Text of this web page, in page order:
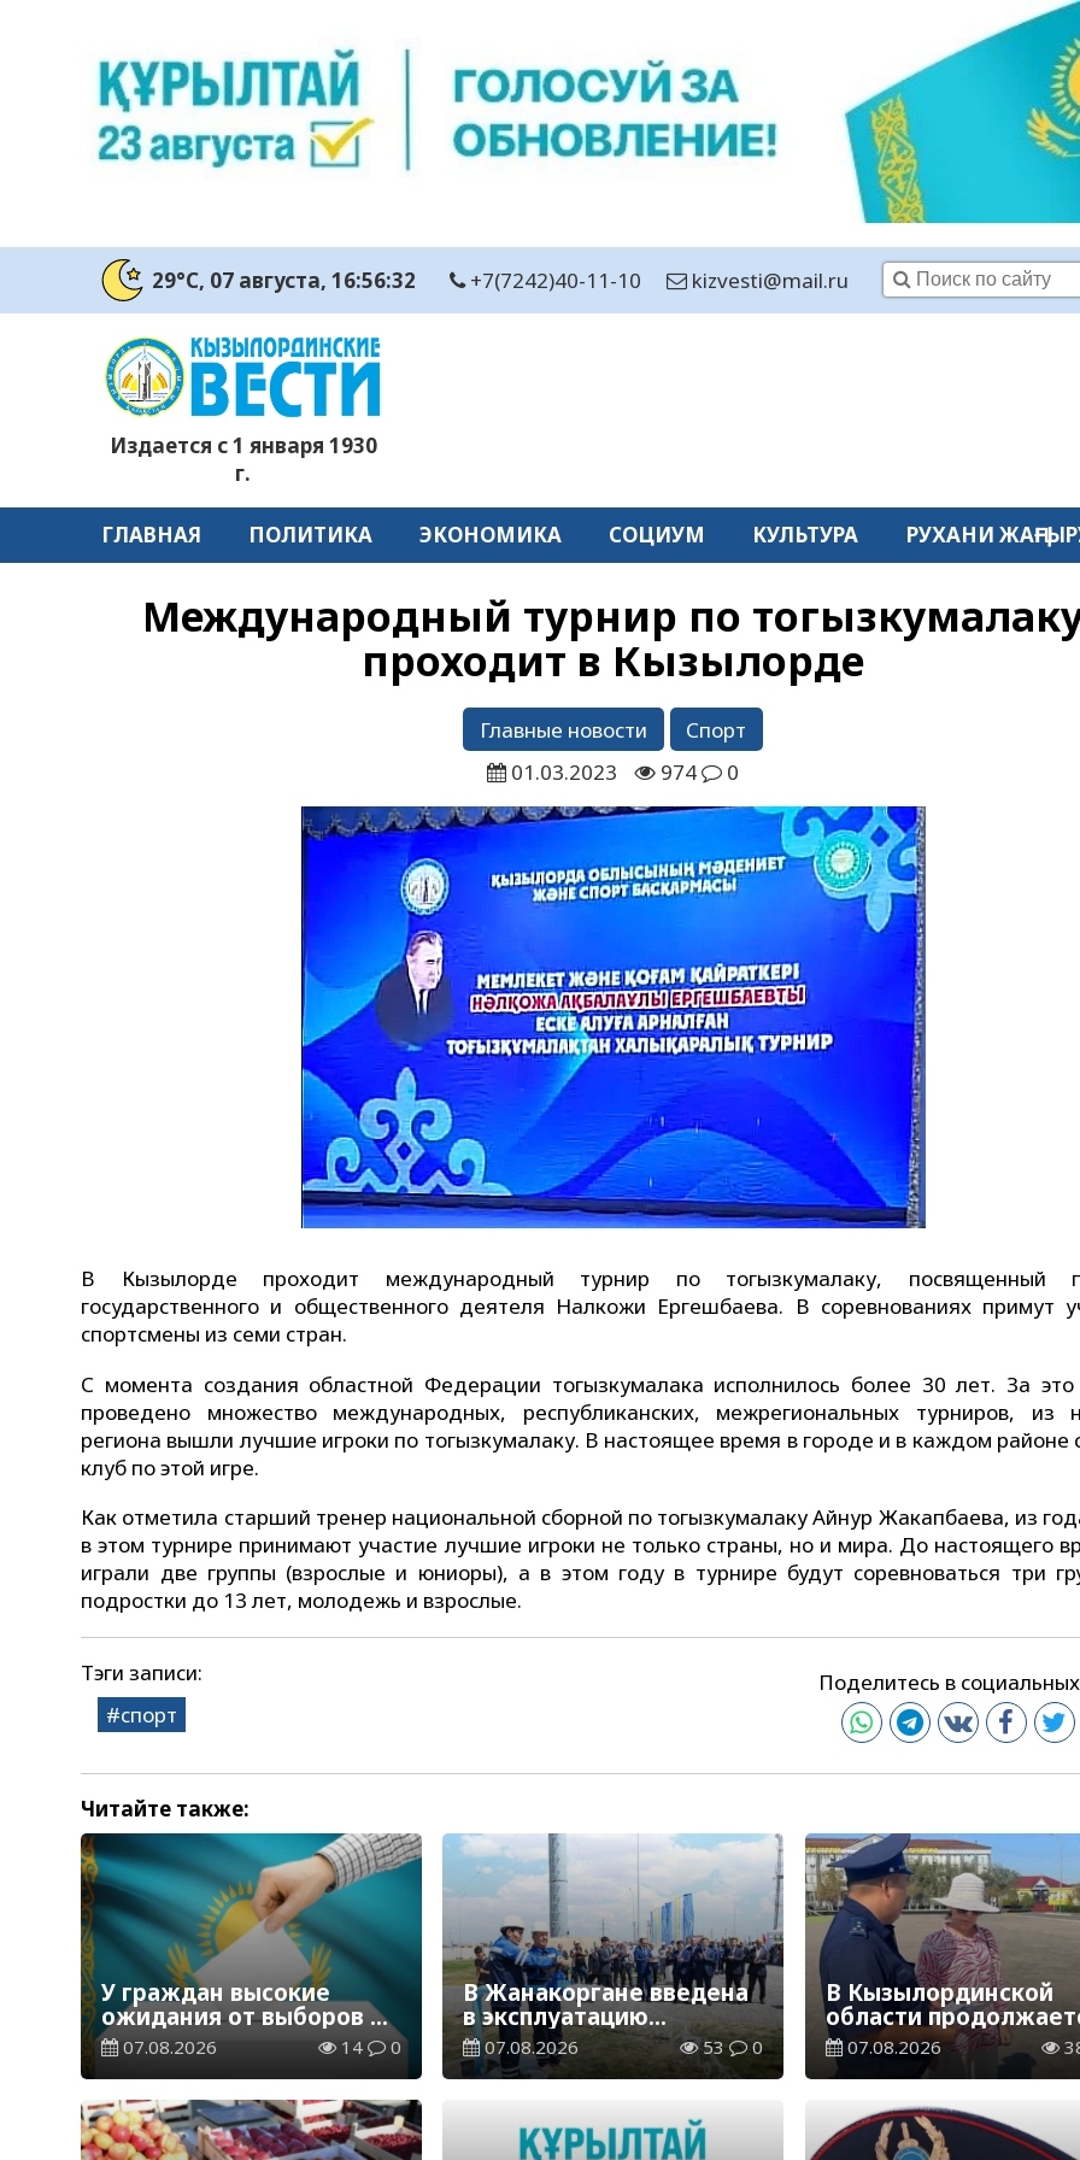
29°C, 07 августа, 16:56:32 +7(7242)40-11-10 kizvesti@mail.ru
Издается с 1 января 1930
г.
ГЛАВНАЯ ПОЛИТИКА ЭКОНОМИКА СОЦИУМ КУЛЬТУРА РУХАНИ
Международный турнир по
проходит в Кызылорде
Главные новости
Спорт
01.03.2023
974 0
В Кызылорде проходит международный турнир по тогызкумалаку, посвященный
государственного и общественного деятеля Налкожи Ергешбаева. В соревнованиях примут
спортсмены из семи стран.
С момента создания областной Федерации тогызкумалака исполнилось более 30 лет. За
проведено множество международных, республиканских, межрегиональных турниров, из
региона вышли лучшие игроки по тогызкумалаку. В настоящее время в городе и в каждом районе
клуб по этой игре.
Как отметила старший тренер национальной сборной по тогызкумалаку Айнур Жакапбаева, из
в этом турнире принимают участие лучшие игроки не только страны, но и мира. До настоящего
играли две группы (взрослые и юниоры), а в этом году в турнире будут соревноваться три
подростки до 13 лет, молодежь и взрослые.
Тэги записи:
спорт
Поделитесь в
Читайте также:
У граждан высокие
ожидания от выборов в
Курултай – опрос
общественного мнения
07.08.2026 14 0
В Жанакоргане введена
в эксплуатацию
водораспределительная
станция
07.08.2026 53 0
В Кызылординской
области
экологическая акция
«Таза Қазақстан»
07.08.2026